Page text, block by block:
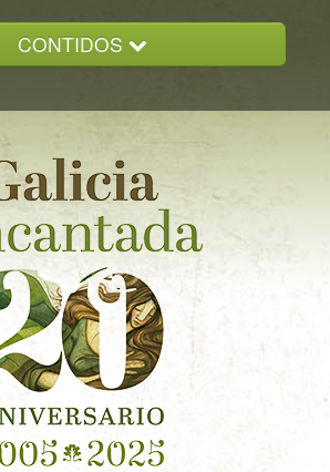
CONTIDOS
GALICIA ENCANTADA
DOCUMENTACION
NOVAS
CONTACTO